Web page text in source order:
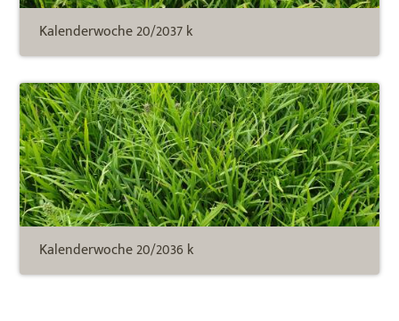
Kalenderwoche 20/2037 k
Kalenderwoche 20/2036 k